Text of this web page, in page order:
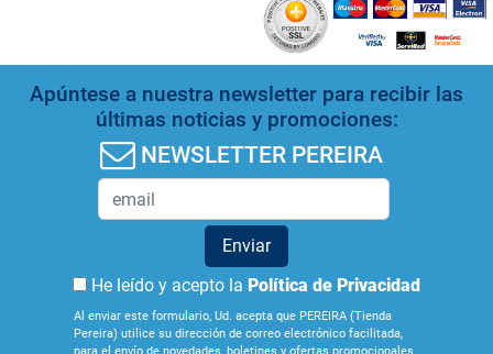
Apúntese a nuestra newsletter para recibir las
últimas noticias y promociones:
NEWSLETTER PEREIRA
Enviar
He leído y acepto la Política de Privacidad
Al enviar este formulario, Ud. acepta que PEREIRA (Tienda
Pereira) utilice su dirección de correo electrónico facilitada,